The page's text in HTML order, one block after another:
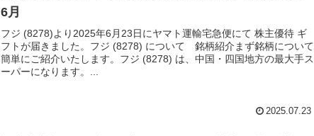
6月
フジ (8278)より2025年6月23日にヤマト運輸宅急便にて 株主優待 ギ
フトが届きました。フジ (8278) について 銘柄紹介まず銘柄について
簡単にご紹介いたします。フジ (8278) は、中国・四国地方の最大手ス
ーパーになります。...
2025.07.23